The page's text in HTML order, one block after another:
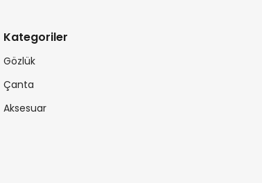
Kategoriler
Gözlük
Çanta
Aksesuar